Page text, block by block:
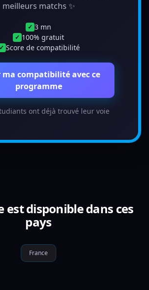
meilleurs matchs ✨
✓ 3 mn
✓ 100% gratuit
✓ Score de compatibilité
ma compatibilité avec ce
programme
ont déjà trouvé leur voie
est disponible dans ces
pays
France